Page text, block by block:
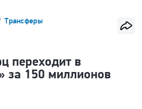
Трансферы
переходит в
за 150 миллионов